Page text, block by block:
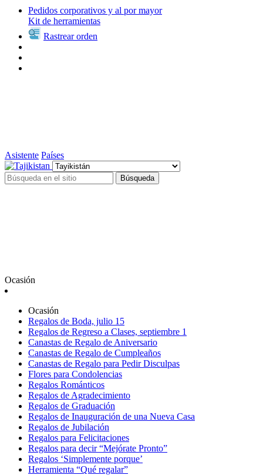
Pedidos corporativos y al por mayor
Kit de herramientas
Rastrear orden
Asistente Países
Búsqueda
Ocasión
Ocasión
Regalos de Boda, julio 15
Regalos de Regreso a Clases, septiembre 1
Canastas de Regalo de Aniversario
Canastas de Regalo de Cumpleaños
Canastas de Regalo para Pedir Disculpas
Flores para Condolencias
Regalos Románticos
Regalos de Agradecimiento
Regalos de Graduación
Regalos de Inauguración de una Nueva Casa
Regalos de Jubilación
Regalos para Felicitaciones
Regalos para decir “Mejórate Pronto”
Regalos ‘Simplemente porque’
Herramienta “Qué regalar”